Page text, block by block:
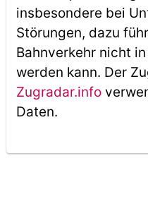
insbesondere bei
Störungen, dazu
Bahnverkehr nicht
werden kann. Der
Zugradar.info
Daten.